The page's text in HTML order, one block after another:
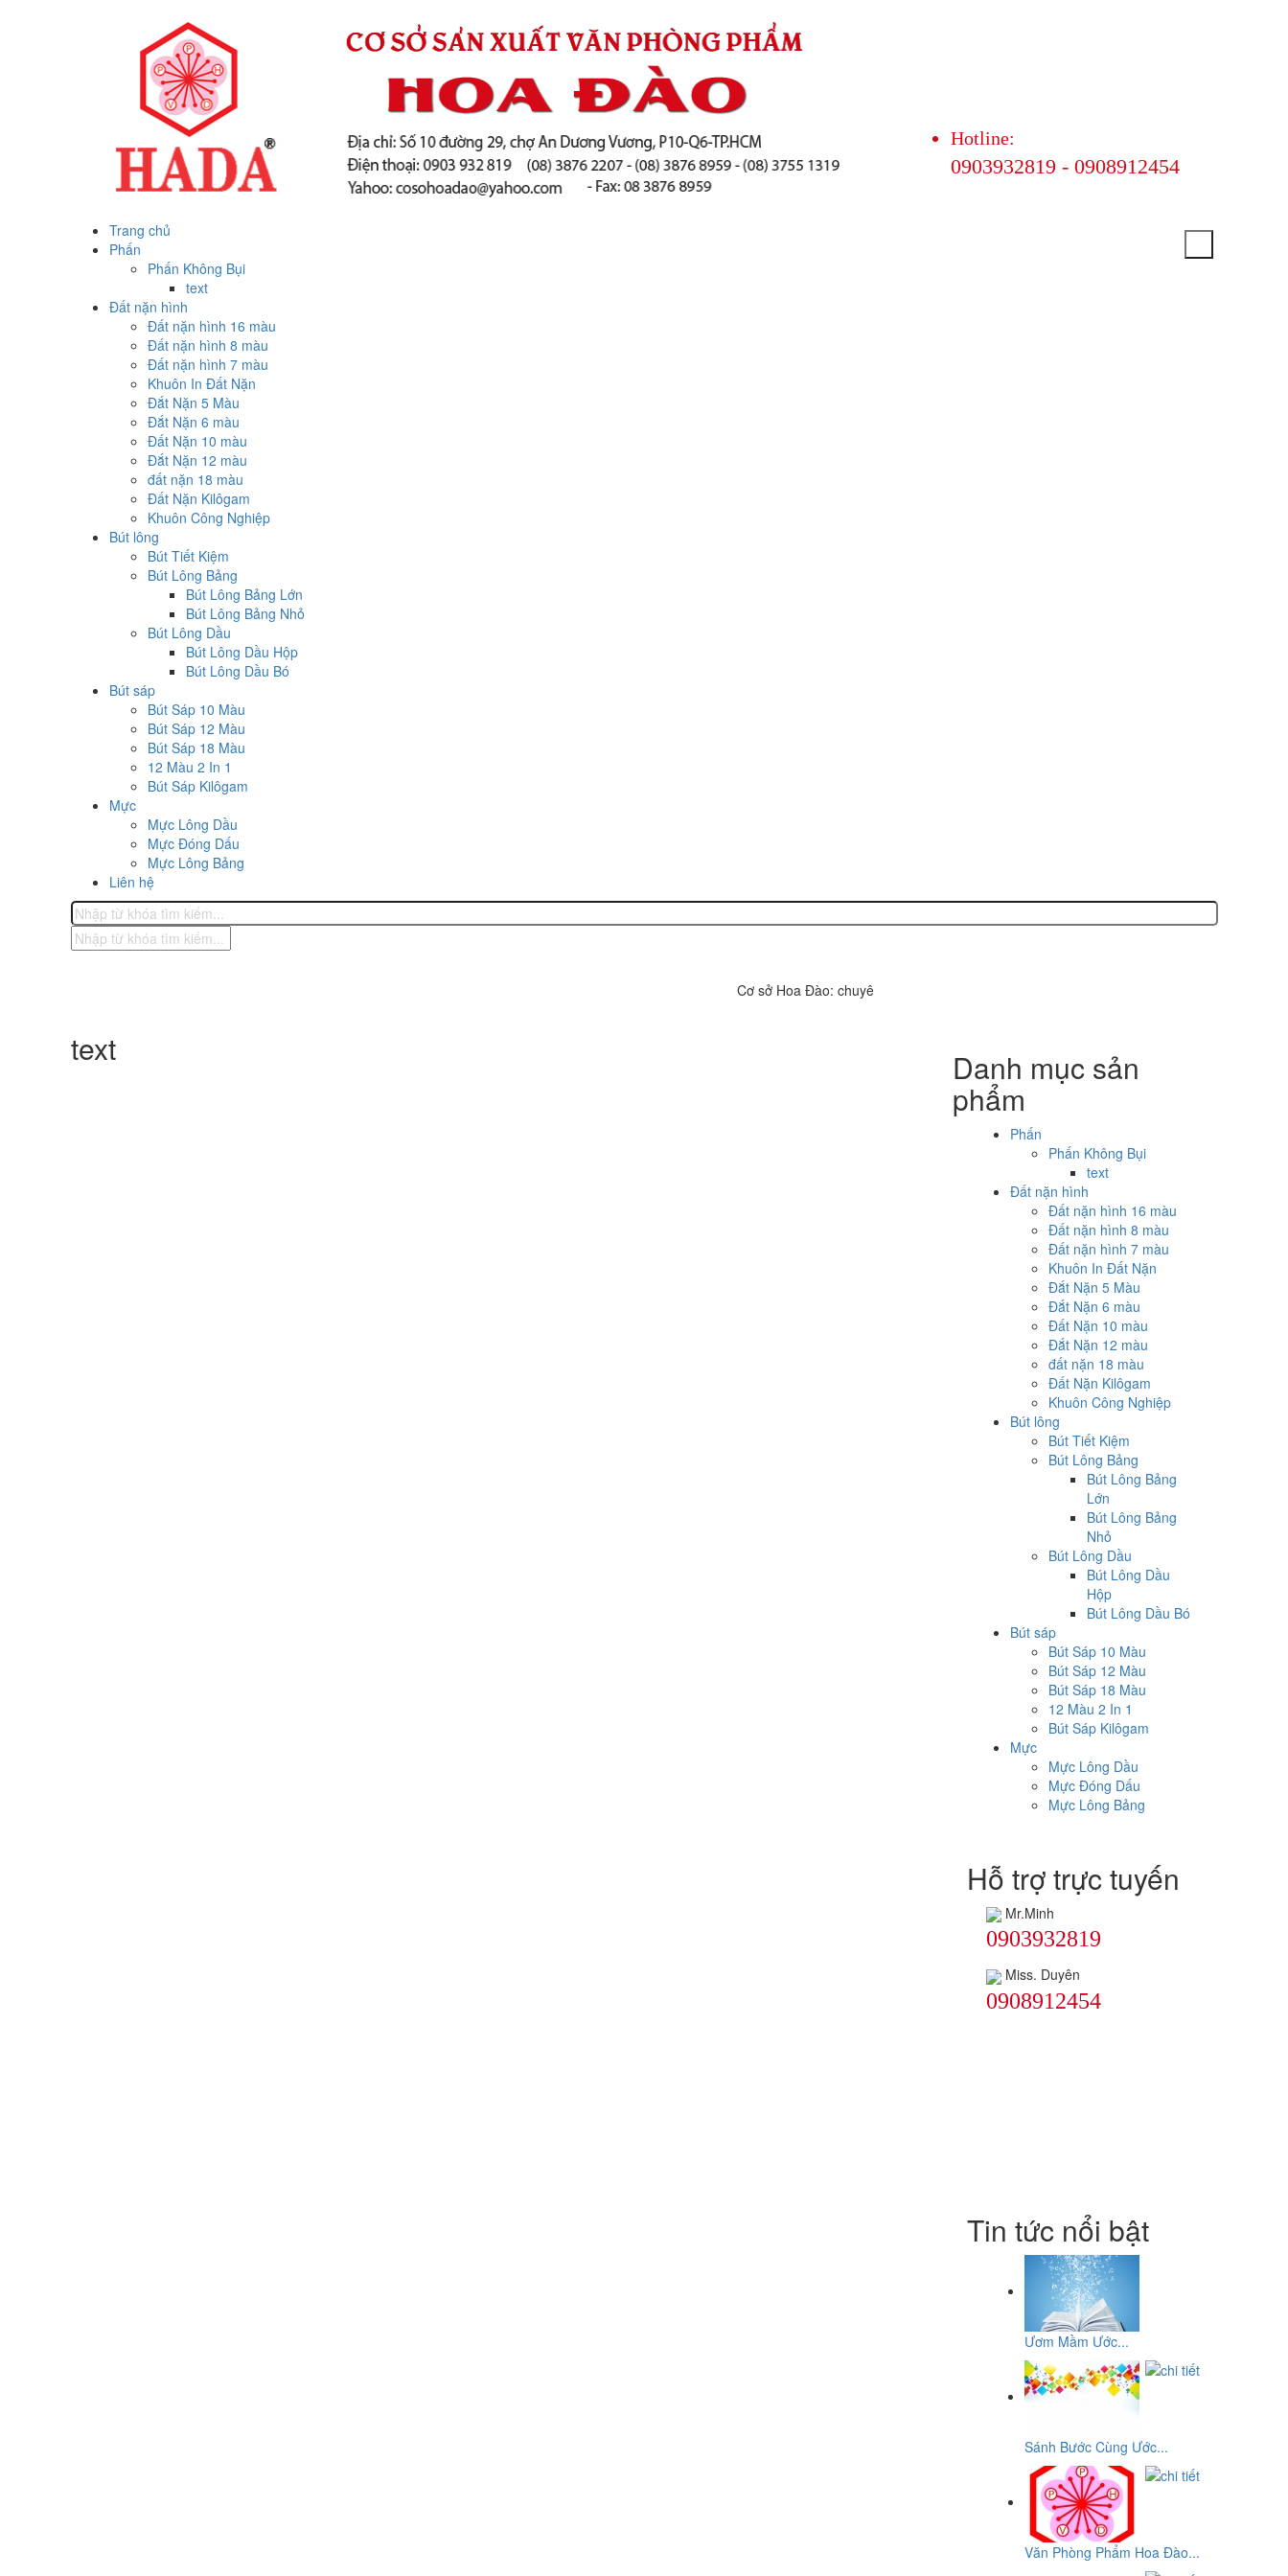
Hotline:
0903932819 - 0908912454
Trang chủ
Phấn
Phấn Không Bụi
text
Đất nặn hình
Đất nặn hình 16 màu
Đất nặn hình 8 màu
Đất nặn hình 7 màu
Khuôn In Đất Nặn
Đắt Nặn 5 Màu
Đắt Nặn 6 màu
Đất Nặn 10 màu
Đắt Nặn 12 màu
đất nặn 18 màu
Đất Nặn Kilôgam
Khuôn Công Nghiệp
Bút lông
Bút Tiết Kiệm
Bút Lông Bảng
Bút Lông Bảng Lớn
Bút Lông Bảng Nhỏ
Bút Lông Dầu
Bút Lông Dầu Hộp
Bút Lông Dầu Bó
Bút sáp
Bút Sáp 10 Màu
Bút Sáp 12 Màu
Bút Sáp 18 Màu
12 Màu 2 In 1
Bút Sáp Kilôgam
Mực
Mực Lông Dầu
Mực Đóng Dấu
Mực Lông Bảng
Liên hệ
Cơ sở Hoa Đào: chuyên sản xuất các sản phẩm văn phòng phẩm, phấn không bụi, bút
text Danh mục sản
phẩm
Phấn
Phấn Không Bụi
text
Đất nặn hình
Đất nặn hình 16 màu
Đất nặn hình 8 màu
Đất nặn hình 7 màu
Khuôn In Đất Nặn
Đắt Nặn 5 Màu
Đắt Nặn 6 màu
Đất Nặn 10 màu
Đắt Nặn 12 màu
đất nặn 18 màu
Đất Nặn Kilôgam
Khuôn Công Nghiệp
Bút lông
Bút Tiết Kiệm
Bút Lông Bảng
Bút Lông Bảng
Lớn
Bút Lông Bảng
Nhỏ
Bút Lông Dầu
Bút Lông Dầu
Hộp
Bút Lông Dầu Bó
Bút sáp
Bút Sáp 10 Màu
Bút Sáp 12 Màu
Bút Sáp 18 Màu
12 Màu 2 In 1
Bút Sáp Kilôgam
Mực
Mực Lông Dầu
Mực Đóng Dấu
Mực Lông Bảng
Hỗ trợ trực tuyến
Mr.Minh
0903932819
Miss. Duyên
0908912454
Tin tức nổi bật
Ươm Mầm Ước...
Sánh Bước Cùng Ước...
Văn Phòng Phẩm Hoa Đào...